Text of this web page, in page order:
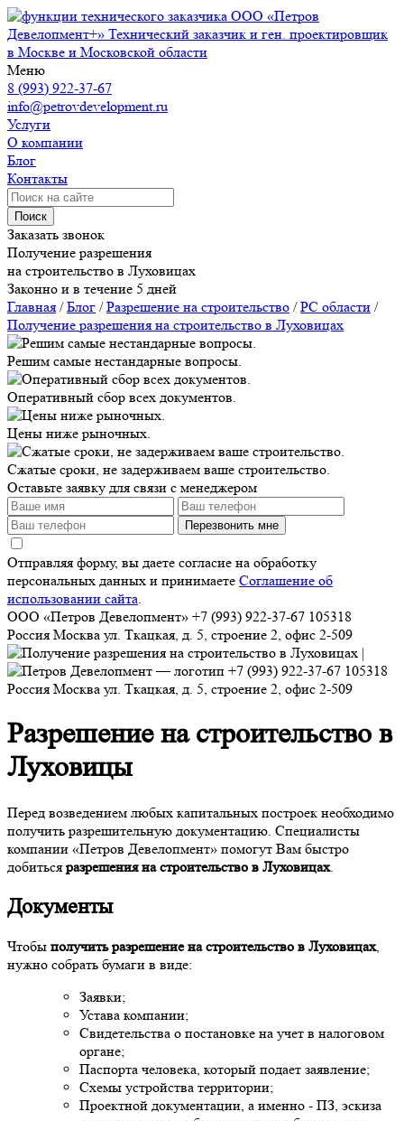
ООО «Петров
Девелопмент+» Технический заказчик и ген. проектировщик
в Москве и Московской области
Меню
8 (993) 922-37-67
info@petrovdevelopment.ru
Услуги
О компании
Блог
Контакты
Поиск
Заказать звонок
Получение разрешения
на строительство в Луховицах
Законно и в течение 5 дней
Главная /Блог /Разрешение на строительство /РС области /
Получение разрешения на строительство в Луховицах
Решим самые нестандарные вопросы.
Оперативный сбор всех документов.
Цены ниже рыночных.
Сжатые сроки, не задерживаем ваше строительство.
Оставьте заявку для связи с менеджером
Перезвонить мне
Отправляя форму, вы даете согласие на обработку
персональных данных и принимаете Соглашение об
использовании сайта.
ООО «Петров Девелопмент» +7 (993) 922-37-67 105318
Россия Москва ул. Ткацкая, д. 5, строение 2, офис 2-509
+7 (993) 922-37-67 105318
Россия Москва ул. Ткацкая, д. 5, строение 2, офис 2-509
Разрешение на строительство в
Луховицы
Перед возведением любых капитальных построек необходимо
получить разрешительную документацию. Специалисты
компании «Петров Девелопмент» помогут Вам быстро
добиться разрешения на строительство в Луховицах.
Документы
Чтобы получить разрешение на строительство в Луховицах,
нужно собрать бумаги в виде:
Заявки;
Устава компании;
Свидетельства о постановке на учет в налоговом
органе;
Паспорта человека, который подает заявление;
Схемы устройства территории;
Проектной документации, а именно - ПЗ, эскиза